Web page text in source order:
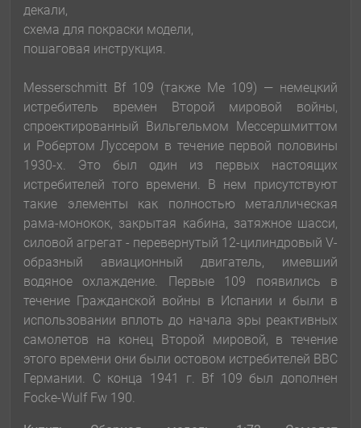
декали,
схема для покраски модели,
пошаговая инструкция.
Messerschmitt Bf 109 (также Me 109) — немецкий
истребитель времен Второй мировой войны,
спроектированный Вильгельмом Мессершмиттом
и Робертом Луссером в течение первой половины
1930-х. Это был один из первых настоящих
истребителей того времени. В нем присутствуют
такие элементы как полностью металлическая
рама-монокок, закрытая кабина, затяжное шасси,
силовой агрегат - перевернутый 12-цилиндровый V-
образный авиационный двигатель, имевший
водяное охлаждение. Первые 109 появились в
течение Гражданской войны в Испании и были в
использовании вплоть до начала эры реактивных
самолетов на конец Второй мировой, в течение
этого времени они были остовом истребителей ВВС
Германии. С конца 1941 г. Bf 109 был дополнен
Focke-Wulf Fw 190.